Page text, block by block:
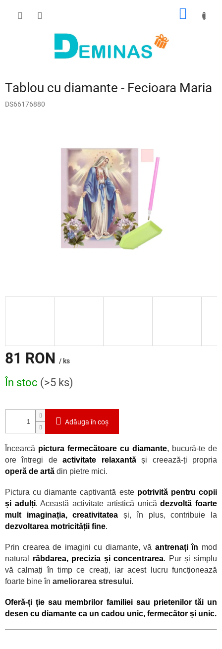
COŞ
Tablou cu diamante - Fecioara Maria
DS66176880
81 RON / ks
Evaluare
preţ:
În stoc (>5 ks)
Adăuga în coş
Încearcă pictura fermecătoare cu diamante, bucură-te de
oreîntregi deactivitate relaxantăși creează-ți propria
operă de artă din pietre mici.
Pictura cu diamante captivantă este potrivită pentru copii
și adulți.Această activitate artistică unicădezvoltă foarte
mult imaginația, creativitateași,în plus, contribuie la
dezvoltarea motricității fine.
Prin crearea de imagini cu diamante, vă antrenațiîn mod
natural răbdarea, precizia și concentrarea. Pur și simplu
vă calmați în timp ce creați, iar acest lucru funcționează
foarte bine în ameliorarea stresului.
Oferă-ți ție sau membrilor familiei sau prietenilor tăi un
desen cu diamante ca un cadou unic, fermecător și unic.